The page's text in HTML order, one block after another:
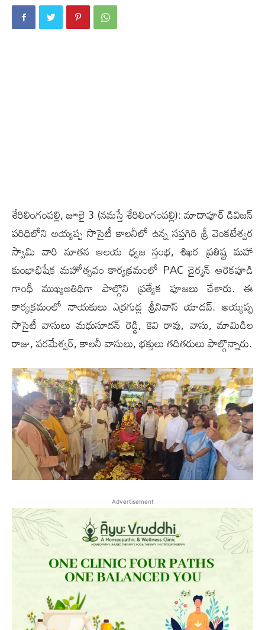
శేరిలింగంప‌ల్లి, జూలై 3 (న‌మ‌స్తే శేరిలింగంప‌ల్లి): మాదాపూర్ డివిజన్
పరిధిలోని అయ్యప్ప సొసైటీ కాలనీలో ఉన్న సప్తగిరి శ్రీ వెంకటేశ్వర
స్వామి వారి నూతన ఆలయ ధ్వజ స్తంభ, శిఖర ప్రతిష్ట మహా
కుంభాభిషేక మహోత్సవం కార్యక్రమంలో PAC చైర్మన్ ఆరెకపూడి
గాంధీ ముఖ్యఅతిథిగా పాల్గొని ప్రత్యేక పూజలు చేశారు. ఈ
కార్యక్రమంలో నాయకులు ఎర్రగుడ్ల శ్రీనివాస్ యాదవ్. అయ్యప్ప
సొసైటీ వాసులు మధుసూదన్ రెడ్డి, కెవి రావు, వాసు, మామిడిల
రాజు, పరమేశ్వర్, కాలనీ వాసులు, భక్తులు తదితరులు పాల్గొన్నారు.
Advertisement